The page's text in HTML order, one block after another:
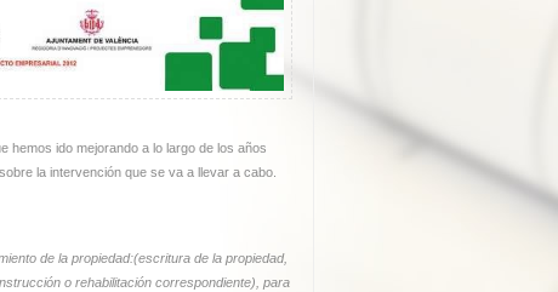
hemos ido mejorando a lo largo de los años
la intervención que se va a llevar a cabo.
de la propiedad:(escritura de la propiedad,
o rehabilitación correspondiente), para